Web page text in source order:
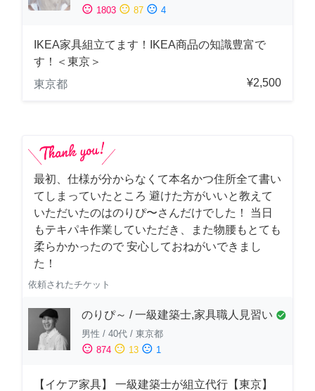
sentiment_satisfied 1803 sentiment_neutral 87 sentiment_dissatisfied 4
IKEA家具組立てます！IKEA商品の知識豊富で
す！＜東京＞
東京都
¥2,500
最初、仕様が分からなくて本名かつ住所全て書い
てしまっていたところ 避けた方がいいと教えて
いただいたのはのりぴ〜さんだけでした！ 当日
もテキパキ作業していただき、また物腰もとても
柔らかかったので 安心しておねがいできまし
た！
依頼されたチケット
のりぴ～ / 一級建築士,家具職人見習い check_circle
男性 / 40代 / 東京都
sentiment_satisfied 874 sentiment_neutral 13 sentiment_dissatisfied 1
【イケア家具】 一級建築士が組立代行【東京】